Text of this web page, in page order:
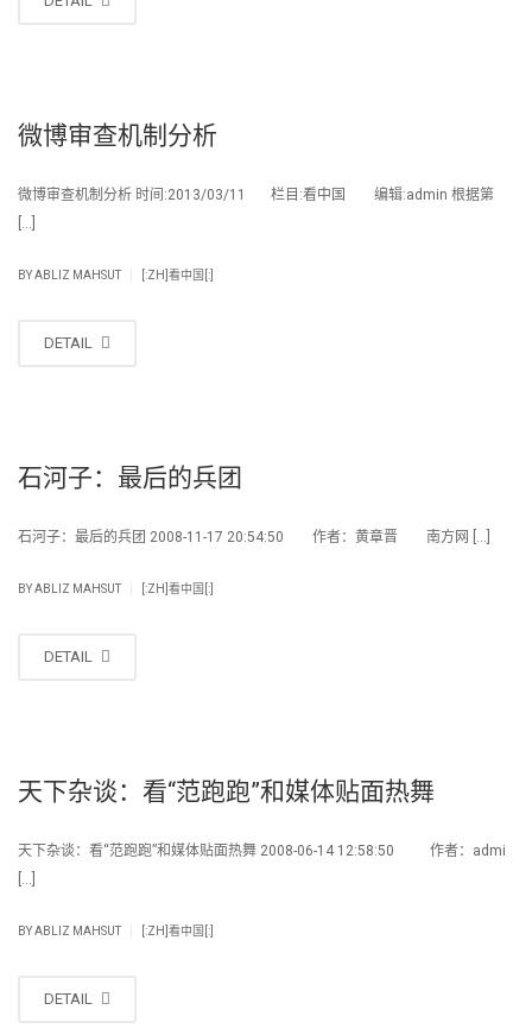
微博审查机制分析
微博审查机制分析 时间:2013/03/11 栏目:看中国 编辑:admin 根据第
[…]
BYABLIZ MAHSUT [:ZH]看中国[:]
DETAIL
石河子：最后的兵团
石河子：最后的兵团 2008-11-17 20:54:50 作者：黄章晋 南方网 […]
BYABLIZ MAHSUT [:ZH]看中国[:]
DETAIL
天下杂谈：看“范跑跑”和媒体贴面热舞
天下杂谈：看“范跑跑”和媒体贴面热舞 2008-06-14 12:58:50 作者：admi
[…]
BYABLIZ MAHSUT [:ZH]看中国[:]
DETAIL